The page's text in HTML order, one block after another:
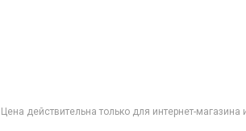
Цена действительна только для интернет-